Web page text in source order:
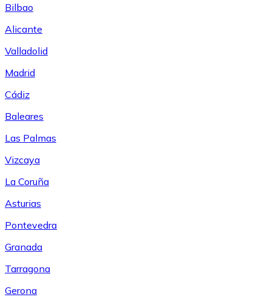
Bilbao
Alicante
Valladolid
Madrid
Cádiz
Baleares
Las Palmas
Vizcaya
La Coruña
Asturias
Pontevedra
Granada
Tarragona
Gerona